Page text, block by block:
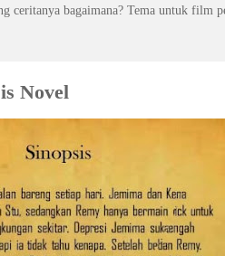
ceritanya bagaimana? Tema untuk film
Novel